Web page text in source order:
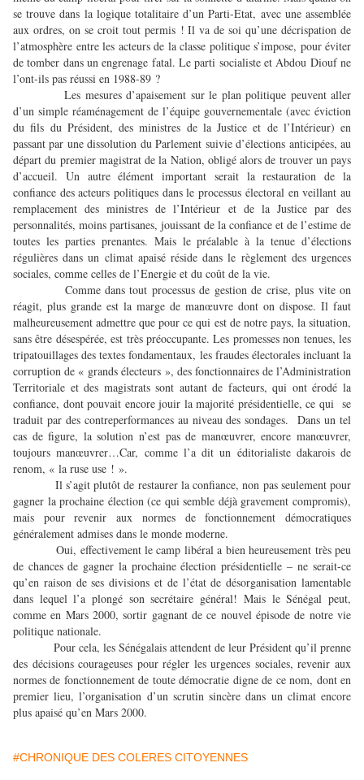
se trouve dans la logique totalitaire d’un Parti-Etat, avec une assemblée
aux ordres, on se croit tout permis ! Il va de soi qu’une décrispation de
l’atmosphère entre les acteurs de la classe politique s’impose, pour éviter
de tomber dans un engrenage fatal. Le parti socialiste et Abdou Diouf ne
l’ont-ils pas réussi en 1988-89 ?
Les mesures d’apaisement sur le plan politique peuvent aller
d’un simple réaménagement de l’équipe gouvernementale (avec éviction
du fils du Président, des ministres de la Justice et de l’Intérieur) en
passant par une dissolution du Parlement suivie d’élections anticipées, au
départ du premier magistrat de la Nation, obligé alors de trouver un pays
d’accueil. Un autre élément important serait la restauration de la
confiance des acteurs politiques dans le processus électoral en veillant au
remplacement des ministres de l’Intérieur et de la Justice par des
personnalités, moins partisanes, jouissant de la confiance et de l’estime de
toutes les parties prenantes. Mais le préalable à la tenue d’élections
régulières dans un climat apaisé réside dans le règlement des urgences
sociales, comme celles de l’Energie et du coût de la vie.
Comme dans tout processus de gestion de crise, plus vite on
réagit, plus grande est la marge de manœuvre dont on dispose. Il faut
malheureusement admettre que pour ce qui est de notre pays, la situation,
sans être désespérée, est très préoccupante. Les promesses non tenues, les
tripatouillages des textes fondamentaux, les fraudes électorales incluant la
corruption de « grands électeurs », des fonctionnaires de l’Administration
Territoriale et des magistrats sont autant de facteurs, qui ont érodé la
confiance, dont pouvait encore jouir la majorité présidentielle, ce qui se
traduit par des contreperformances au niveau des sondages. Dans un tel
cas de figure, la solution n’est pas de manœuvrer, encore manœuvrer,
toujours manœuvrer…Car, comme l’a dit un éditorialiste dakarois de
renom, « la ruse use ! ».
Il s’agit plutôt de restaurer la confiance, non pas seulement pour
gagner la prochaine élection (ce qui semble déjà gravement compromis),
mais pour revenir aux normes de fonctionnement démocratiques
généralement admises dans le monde moderne.
Oui, effectivement le camp libéral a bien heureusement très peu
de chances de gagner la prochaine élection présidentielle – ne serait-ce
qu’en raison de ses divisions et de l’état de désorganisation lamentable
dans lequel l’a plongé son secrétaire général! Mais le Sénégal peut,
comme en Mars 2000, sortir gagnant de ce nouvel épisode de notre vie
politique nationale.
Pour cela, les Sénégalais attendent de leur Président qu’il prenne
des décisions courageuses pour régler les urgences sociales, revenir aux
normes de fonctionnement de toute démocratie digne de ce nom, dont en
premier lieu, l’organisation d’un scrutin sincère dans un climat encore
plus apaisé qu’en Mars 2000.
#CHRONIQUE DES COLERES CITOYENNES